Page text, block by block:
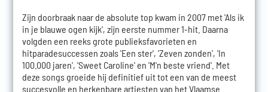
Zijn doorbraak naar de absolute top kwam in 2007 met 'Als ik
in je blauwe ogen kijk', zijn eerste nummer 1-hit. Daarna
volgden een reeks grote publieksfavorieten en
hitparadesuccessen zoals 'Een ster', 'Zeven zonden', 'In
100.000 jaren', 'Sweet Caroline' en 'M'n beste vriend'. Met
deze songs groeide hij definitief uit tot een van de meest
succesvolle en herkenbare artiesten van het Vlaamse